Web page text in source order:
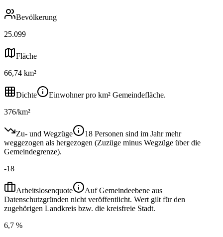
Bevölkerung
25.099
Fläche
66,74 km²
Dichte
Einwohner pro km² Gemeindefläche.
376/km²
Zu- und Wegzüge
18 Personen sind im Jahr mehr
weggezogen als hergezogen (Zuzüge minus Wegzüge über die
Gemeindegrenze).
-18
Arbeitslosenquote
Auf Gemeindeebene aus
Datenschutzgründen nicht veröffentlicht. Wert gilt für den
zugehörigen Landkreis bzw. die kreisfreie Stadt.
6,7 %